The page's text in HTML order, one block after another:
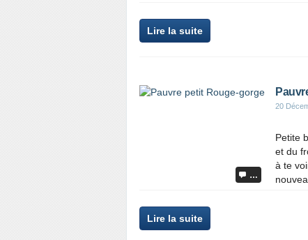
Lire la suite
…
20
Petite
et du
à te
Lire la suite